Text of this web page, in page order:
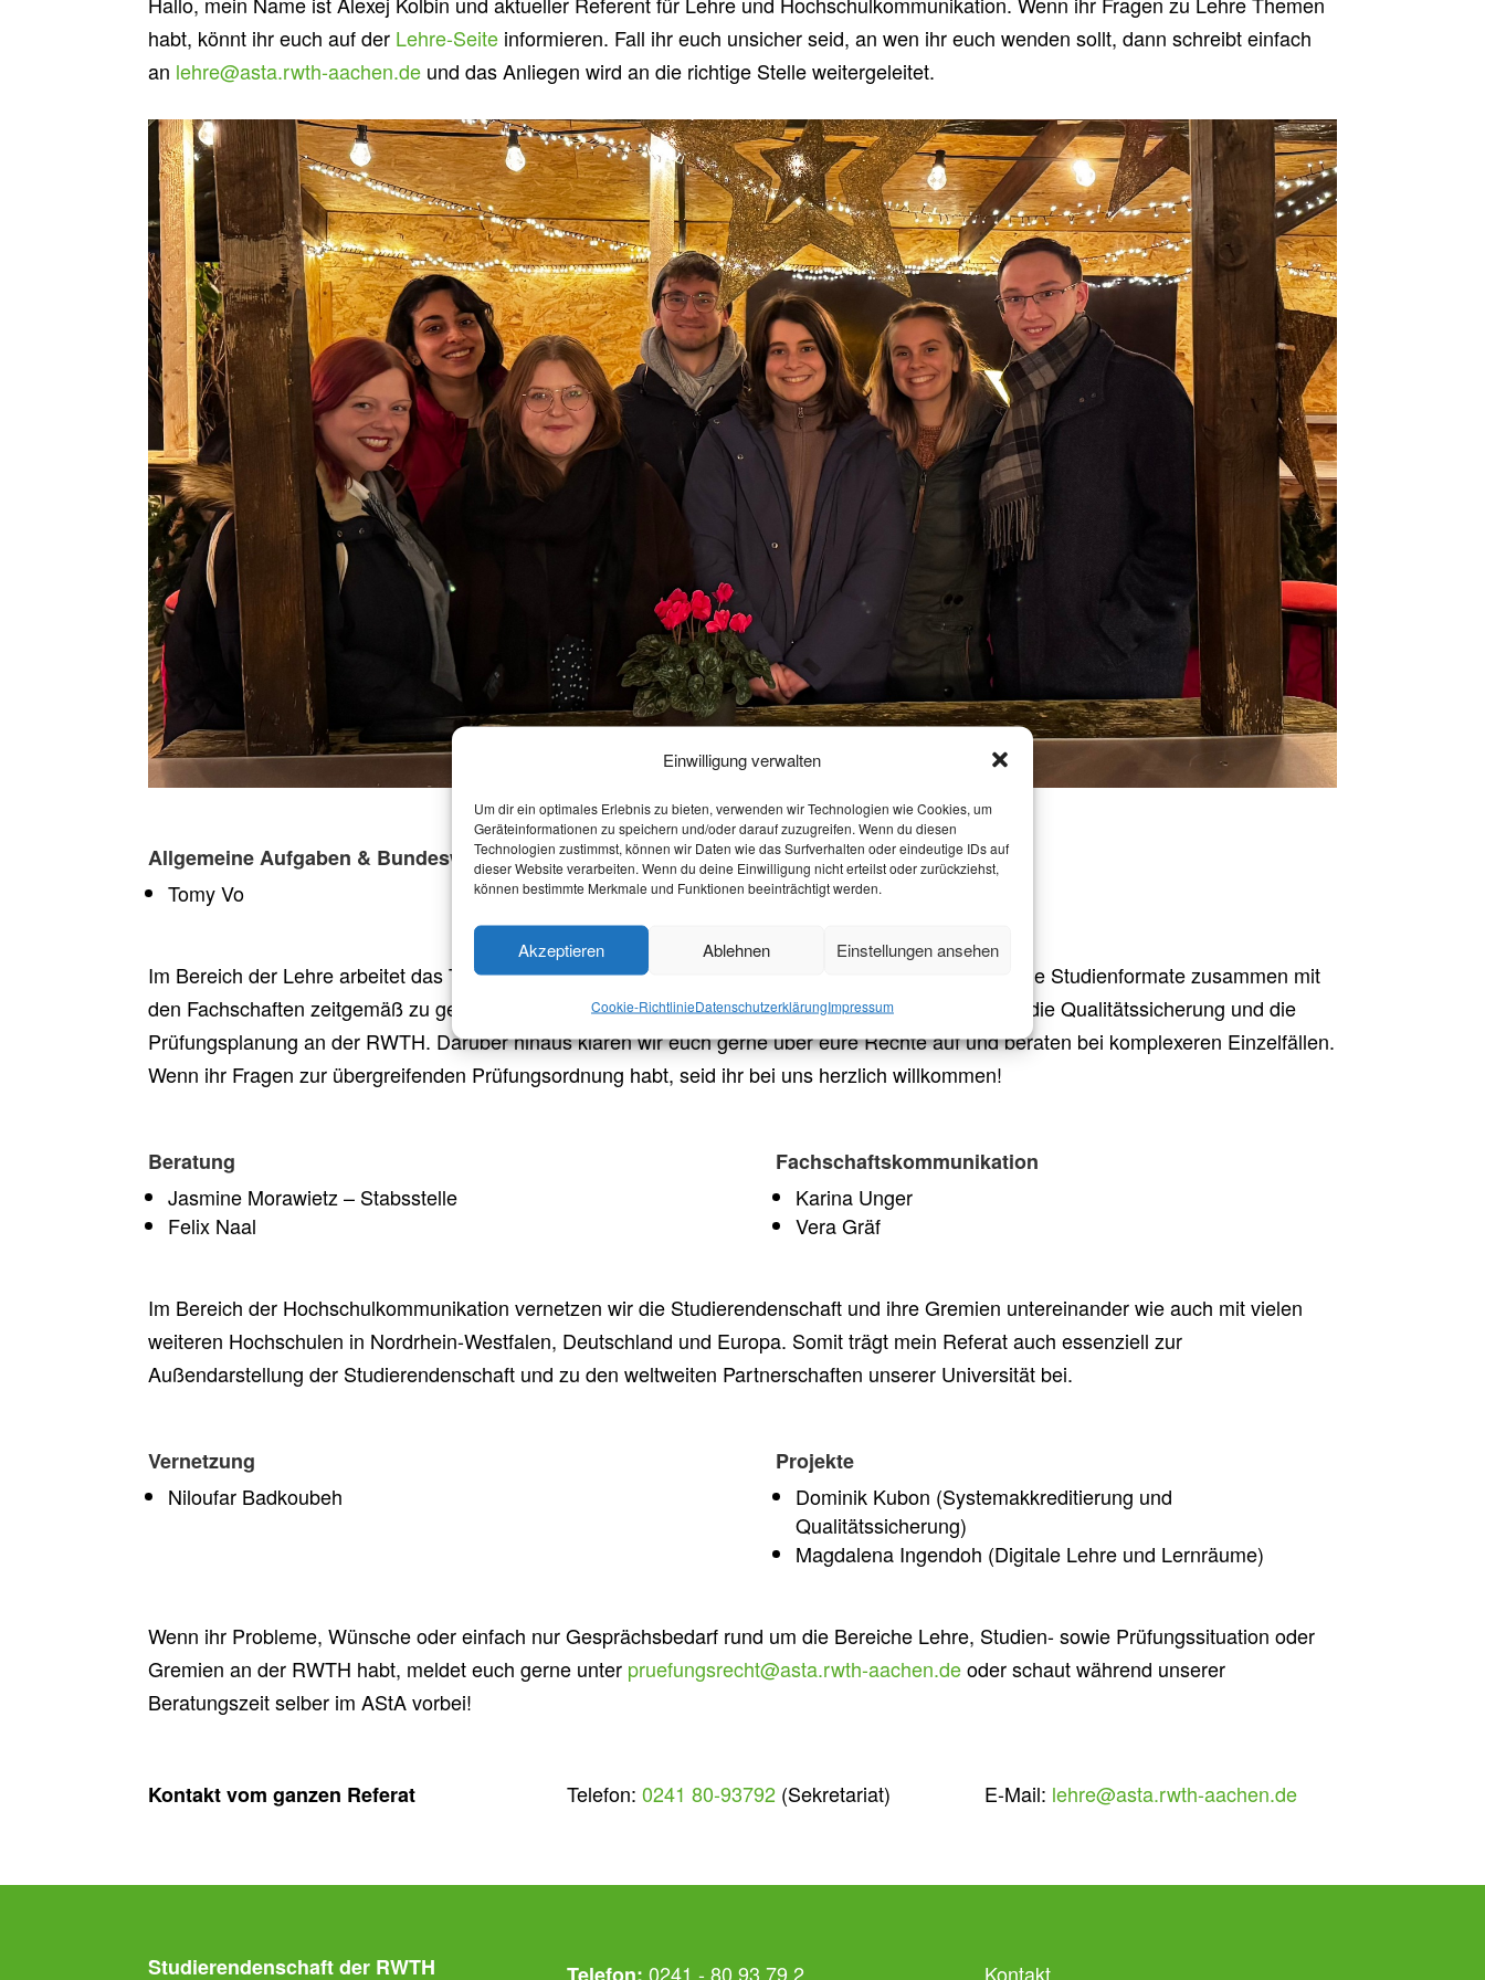
Einwilligung verwalten
Um dir ein optimales Erlebnis zu bieten, verwenden wir Technologien wie Cookies, um
Geräteinformationen zu speichern und/oder darauf zuzugreifen. Wenn du diesen
Technologien zustimmst, können wir Daten wie das Surfverhalten oder eindeutige IDs auf
dieser Website verarbeiten. Wenn du deine Einwilligung nicht erteilst oder zurückziehst,
können bestimmte Merkmale und Funktionen beeinträchtigt werden.
Akzeptieren Ablehnen Einstellungen ansehen
Cookie-RichtlinieDatenschutzerklärungImpressum
habt, könnt ihr euch auf der Lehre-Seite informieren. Fall ihr euch unsicher seid, an wen ihr euch wenden sollt, dann schreibt einfach
an lehre@asta.rwth-aachen.de und das Anliegen wird an die richtige Stelle weitergeleitet.
Allgemeine Aufgaben & Bundesweite Vernetzung
Tomy Vo
Im Bereich der Lehre arbeitet das Team daran, euren Studienalltag maßgeblich zu verbessern und die Studienformate zusammen mit
den Fachschaften zeitgemäß zu gestalten. Zusammen achten wir auf die Studiengangsevaluierung, die Qualitätssicherung und die
Prüfungsplanung an der RWTH. Darüber hinaus klären wir euch gerne über eure Rechte auf und beraten bei komplexeren Einzelfällen.
Wenn ihr Fragen zur übergreifenden Prüfungsordnung habt, seid ihr bei uns herzlich willkommen!
Beratung
Jasmine Morawietz – Stabsstelle
Felix Naal
Fachschaftskommunikation
Karina Unger
Vera Gräf
Im Bereich der Hochschulkommunikation vernetzen wir die Studierendenschaft und ihre Gremien untereinander wie auch mit vielen
weiteren Hochschulen in Nordrhein-Westfalen, Deutschland und Europa. Somit trägt mein Referat auch essenziell zur
Außendarstellung der Studierendenschaft und zu den weltweiten Partnerschaften unserer Universität bei.
Vernetzung
Niloufar Badkoubeh
Projekte
Dominik Kubon (Systemakkreditierung und
Qualitätssicherung)
Magdalena Ingendoh (Digitale Lehre und Lernräume)
Wenn ihr Probleme, Wünsche oder einfach nur Gesprächsbedarf rund um die Bereiche Lehre, Studien- sowie Prüfungssituation oder
Gremien an der RWTH habt, meldet euch gerne unter pruefungsrecht@asta.rwth-aachen.de oder schaut während unserer
Beratungszeit selber im AStA vorbei!
Kontakt vom ganzen Referat Telefon: 0241 80-93792(Sekretariat) E-Mail: lehre@asta.rwth-aachen.de
Studierendenschaft der RWTH 0241 - 80 93 79 2 Kontakt